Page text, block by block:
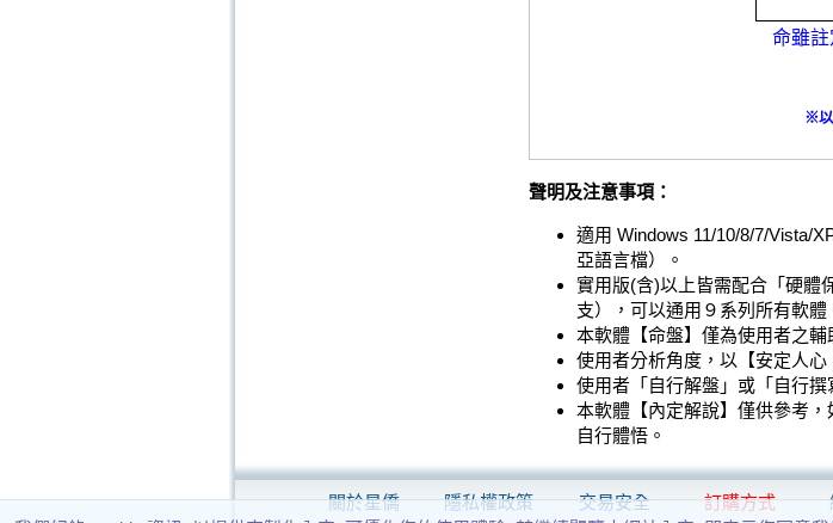
命雖註
※以
聲明及注意事項：
適用 Windows 11/10/8/7/Vista/
亞語言檔）。
實用版(含)以上皆需配合「硬體
支），可以通用９系列所有軟體
本軟體【命盤】僅為使用者之
使用者分析角度，以【安定人
使用者「自行解盤」或「自行
本軟體【內定解說】僅供參考
自行體悟。
關於星僑 隱私權政策 交易安全 訂購方式